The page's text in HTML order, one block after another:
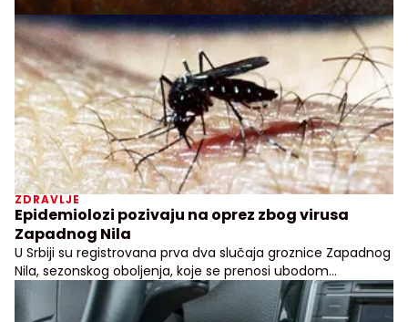
ZDRAVLJE
Epidemiolozi pozivaju na oprez zbog virusa
Zapadnog Nila
U Srbiji su registrovana prva dva slučaja groznice Zapadnog
Nila, sezonskog oboljenja, koje se prenosi ubodom
zaraženog komarca